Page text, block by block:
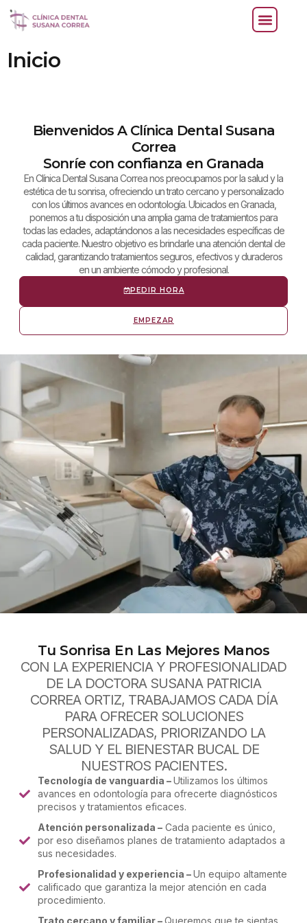
Inicio
Bienvenidos A Clínica Dental Susana
Correa
Sonríe con confianza en Granada
En Clínica Dental Susana Correa nos preocupamos por la salud y la
estética de tu sonrisa, ofreciendo un trato cercano y personalizado
con los últimos avances en odontología. Ubicados en Granada,
ponemos a tu disposición una amplia gama de tratamientos para
todas las edades, adaptándonos a las necesidades específicas de
cada paciente. Nuestro objetivo es brindarle una atención dental de
calidad, garantizando tratamientos seguros, efectivos y duraderos
en un ambiente cómodo y profesional.
PEDIR HORA
EMPEZAR
Tu Sonrisa En Las Mejores Manos
CON LA EXPERIENCIA Y PROFESIONALIDAD
DE LA DOCTORA SUSANA PATRICIA
CORREA ORTIZ, TRABAJAMOS CADA DÍA
PARA OFRECER SOLUCIONES
PERSONALIZADAS, PRIORIZANDO LA
SALUD Y EL BIENESTAR BUCAL DE
NUESTROS PACIENTES.
Tecnología de vanguardia –Utilizamos los últimos
avances en odontología para ofrecerte diagnósticos
precisos y tratamientos eficaces.
Atención personalizada – Cada paciente es único,
por eso diseñamos planes de tratamiento adaptados a
sus necesidades.
Profesionalidad y experiencia –Un equipo altamente
calificado que garantiza la mejor atención en cada
procedimiento.
Trato cercano y familiar –Queremos que te sientas